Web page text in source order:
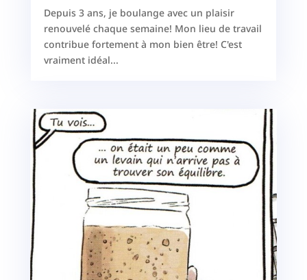
Depuis 3 ans, je boulange avec un plaisir
renouvelé chaque semaine! Mon lieu de travail
contribue fortement à mon bien être! C'est
vraiment idéal...